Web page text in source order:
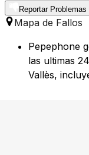
Reportar Problemas
Mapa de Fallos
Pepephone
las ultimas
Vallès,